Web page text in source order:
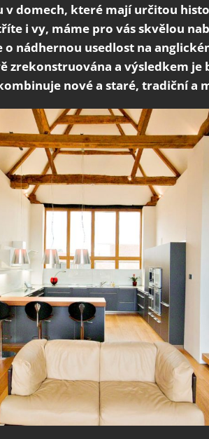
v domech, které mají určitou
i vy, máme pro vás skvělou
o nádhernou usedlost na
zrekonstruována a výsledkem je
nové a staré, tradiční a